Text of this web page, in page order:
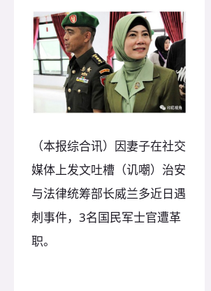
（本报综合讯）因妻子在社交
媒体上发文吐槽（讥嘲）治安
与法律统筹部长威兰多近日遇
刺事件，3名国民军士官遭革
职。